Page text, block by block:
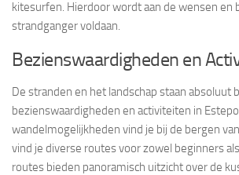
kitesurfen. Hierdoor wordt aan de wensen en
strandganger voldaan.
Bezienswaardigheden en
De stranden en het landschap staan absoluut
bezienswaardigheden en activiteiten in
wandelmogelijkheden vind je bij de bergen
vind je diverse routes voor zowel beginners
routes bieden panoramisch uitzicht over de